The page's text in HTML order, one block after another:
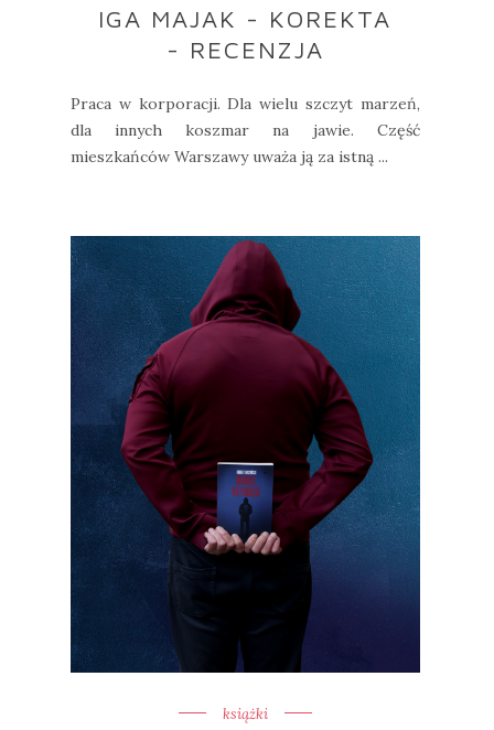
IGA MAJAK - KOREKTA
- RECENZJA
Praca w korporacji. Dla wielu szczyt marzeń,
dla innych koszmar na jawie. Część
mieszkańców Warszawy uważa ją za istną ...
książki